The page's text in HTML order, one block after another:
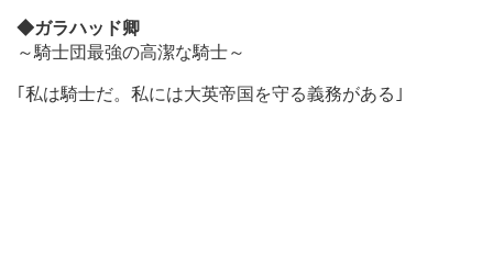
◆ガラハッド卿
～騎士団最強の高潔な騎士～
｢私は騎士だ。私には大英帝国を守る義務がある｣